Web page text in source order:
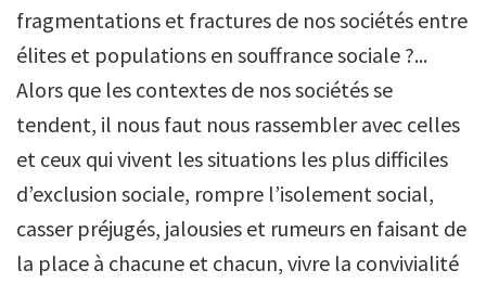
fragmentations et fractures de nos sociétés entre
élites et populations en souffrance sociale ?...
Alors que les contextes de nos sociétés se
tendent, il nous faut nous rassembler avec celles
et ceux qui vivent les situations les plus difficiles
d’exclusion sociale, rompre l’isolement social,
casser préjugés, jalousies et rumeurs en faisant de
la place à chacune et chacun, vivre la convivialité